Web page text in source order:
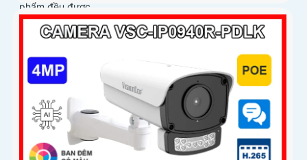
phẩm đều được...